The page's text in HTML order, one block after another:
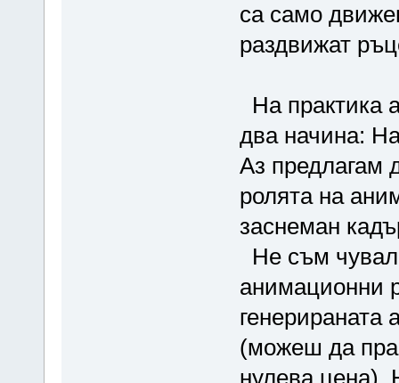
са само
раздвижат
На практика
два начина:
Аз предлагам
ролята на
заснеман
Не съм чувал
анимационни
(можеш да